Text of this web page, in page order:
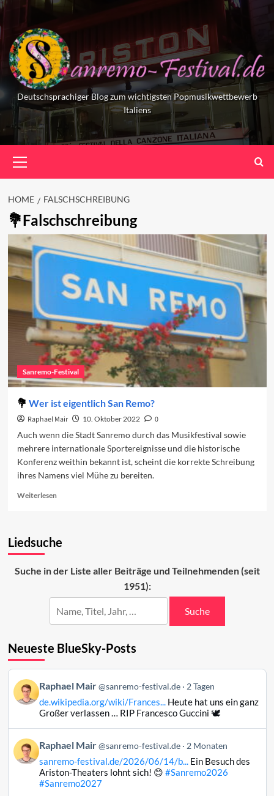
Skip
to
content
Deutschsprachiger Blog zum wichtigsten Popmusikwettbewerb
Italiens
Menu
HOME FALSCHSCHREIBUNG
Falschschreibung
Sanremo-Festival
Wer ist eigentlich San Remo?
Raphael Mair 10. Oktober 2022
0
Auch wenn die Stadt Sanremo durch das Musikfestival sowie
mehrere internationale Sportereignisse und die historische
Konferenz weithin bekannt ist, scheint die korrekte Schreibung
ihres Namens viel Mühe zu bereiten.
WeiterlesenRead
ist
Remo?
Liedsuche
Suche in der Liste aller Beiträge und Teilnehmenden (seit
1951):
Suche
Neueste BlueSky-Posts
Beitrag
von
Raphael
Bluesky
ansehen
Raphael Mair @sanremo-festival.de 2 Tagen
de.wikipedia.org/wiki/Frances...Heute hat uns ein ganz
Großer verlassen … RIP Francesco Guccini 🕊️
Beitrag
von
Raphael
Raphael Mair @sanremo-festival.de 2 Monaten
sanremo-festival.de/2026/06/14/b...Ein Besuch des
Ariston-Theaters lohnt sich! 😊 #Sanremo2026
#Sanremo2027